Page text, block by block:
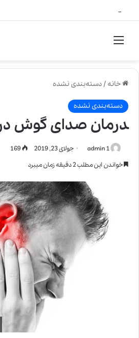
منو
خانه/دسته‌بندی نشده
دسته‌بندی نشده
‍درمان صدای گوش
admin 1 جولای 23, 2019
خواندن این مطلب 2 دقیقه زمان میبرد